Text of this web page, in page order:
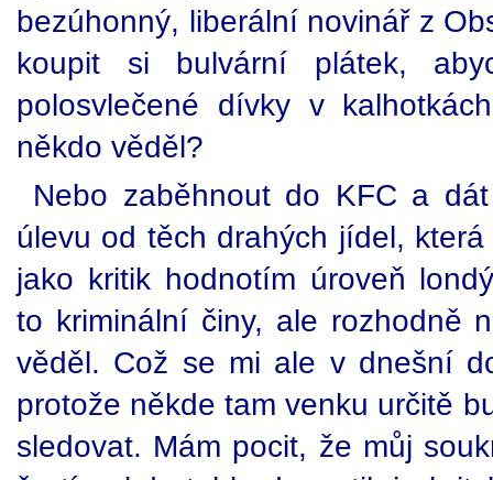
bezúhonný, liberální novinář z
koupit si bulvární plátek,
polosvlečené dívky v
někdo věděl?
Nebo zaběhnout do KFC a
úlevu od těch drahých jídel,
jako kritik hodnotím úroveň
to kriminální činy, ale rozhodně
věděl. Což se mi ale v dnešní
protože někde tam venku určitě
sledovat. Mám pocit, že můj